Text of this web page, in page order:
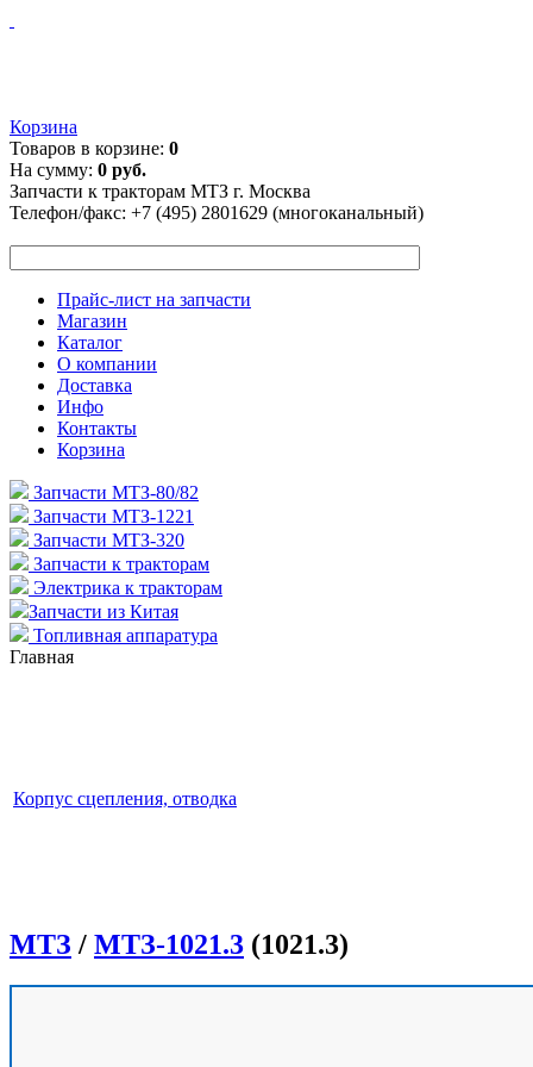
Корзина
Товаров в корзине: 0
На сумму: 0 руб.
Запчасти к тракторам МТЗ г. Москва
Телефон/факс: +7 (495) 2801629 (многоканальный)
Прайс-лист на запчасти
Магазин
Каталог
О компании
Доставка
Инфо
Контакты
Корзина
Запчасти МТЗ-80/82
Запчасти МТЗ-1221
Запчасти МТЗ-320
Запчасти к тракторам
Электрика к тракторам
Запчасти из Китая
Топливная аппаратура
Главная
Корпус сцепления, отводка
МТЗ / МТЗ-1021.3 (1021.3)